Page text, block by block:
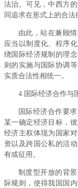
法治。可见，中西方
同追求在形式上的合法
由此，站在兼顾
应当以制度化、程序
绕国际经济规制的理
则的实施与国际协调
实质合法性相统一。
4.国际经济合作与
国际经济合作要
某一确定经济目标，
经济主权体现为国家
资以及跨国公私的活
有或征用。
制度型开放的背
际规则，使得我国国